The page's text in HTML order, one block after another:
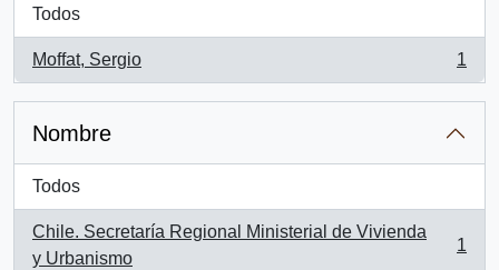
Todos
Moffat, Sergio
, 1 resultados
1
Nombre
Todos
Chile. Secretaría Regional Ministerial de Vivienda
y Urbanismo
, 1 resultados
1